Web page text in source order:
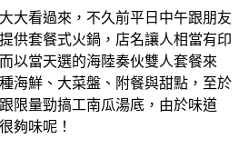
大看過來，不久前平日中午跟朋友
供套餐式火鍋，店名讓人相當有印
以當天選的海陸奏伙雙人套餐來
海鮮、大菜盤、附餐與甜點，至於
限量勁搞工南瓜湯底，由於味道
夠味呢！